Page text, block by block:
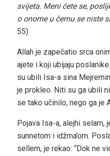
svijeta. Meni ćete se,
o onome u čemu se niste
55)
Allah je zapečatio srca
ajete i koji ubijaju
su ubili Isa-a sina
je prokleo. Niti su ga ubili
se tako učinilo, nego ga je
Pojava Isa-a, alejhi selam,
sunnetom i idžma’om.
sellem, je rekao: “Dok ne